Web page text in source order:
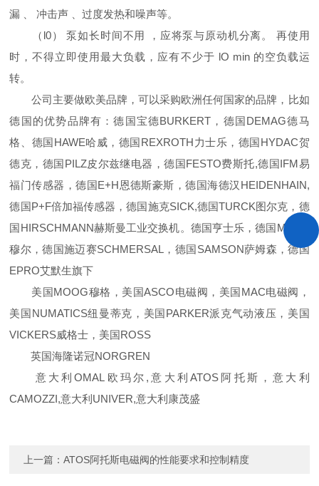
漏 、 冲击声 、过度发热和噪声等。
（l0） 泵如长时间不用 ，应将泵与原动机分离。 再使用
时，不得立即使用最大负载，应有不少于 lO min 的空负载运
转。
公司主要做欧美品牌，可以采购欧洲任何国家的品牌，比如
德国的优势品牌有：德国宝德BURKERT，德国DEMAG德马
格、德国HAWE哈威，德国REXROTH力士乐，德国HYDAC贺
德克，德国PILZ皮尔兹继电器，德国FESTO费斯托,德国IFM易
福门传感器，德国E+H恩德斯豪斯，德国海德汉HEIDENHAIN,
德国P+F倍加福传感器，德国施克SICK,德国TURCK图尔克，德
国HIRSCHMANN赫斯曼工业交换机。德国亨士乐，德国MURR
穆尔，德国施迈赛SCHMERSAL，德国SAMSON萨姆森，德国
EPRO艾默生旗下
美国MOOG穆格，美国ASCO电磁阀，美国MAC电磁阀，
美国NUMATICS纽曼蒂克，美国PARKER派克气动液压，美国
VICKERS威格士，美国ROSS
英国海隆诺冠NORGREN
意大利OMAL欧玛尔,意大利ATOS阿托斯，意大利
CAMOZZI,意大利UNIVER,意大利康茂盛
上一篇：ATOS阿托斯电磁阀的性能要求和控制精度